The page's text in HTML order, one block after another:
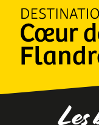
Accueil A
Les